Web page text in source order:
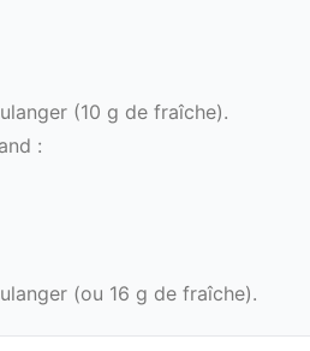
(10 g de fraîche).
:
(ou 16 g de fraîche).